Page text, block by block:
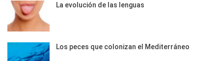
La evolución de las lenguas
Los peces que colonizan el Mediterráneo